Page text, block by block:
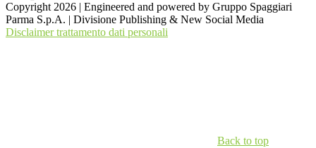
Copyright 2026 | Engineered and powered by Gruppo Spaggiari
Parma S.p.A. | Divisione Publishing & New Social Media
Disclaimer trattamento dati personali
Back to top